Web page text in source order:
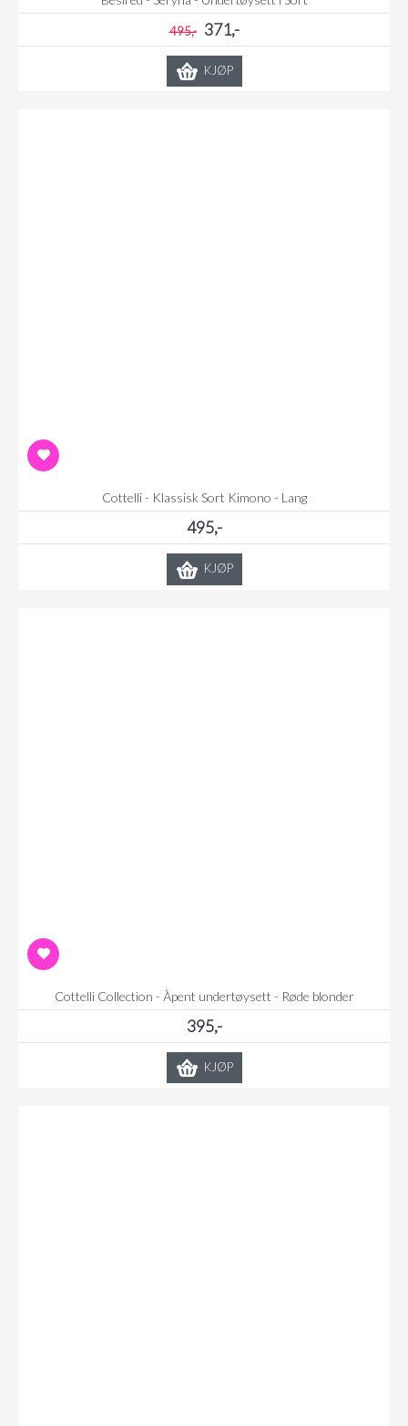
495,- 371,-
KJØP
Cottelli - Klassisk Sort Kimono - Lang
495,-
KJØP
Cottelli Collection - Åpent undertøysett - Røde blonder
395,-
KJØP